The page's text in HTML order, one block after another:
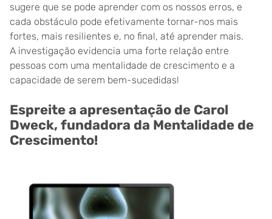
sugere que se pode aprender com os nossos erros, e
cada obstáculo pode efetivamente tornar-nos mais
fortes, mais resilientes e, no final, até aprender mais.
A investigação evidencia uma forte relação entre
pessoas com uma mentalidade de crescimento e a
capacidade de serem bem-sucedidas!
Espreite a apresentação de Carol
Dweck, fundadora da Mentalidade de
Crescimento!